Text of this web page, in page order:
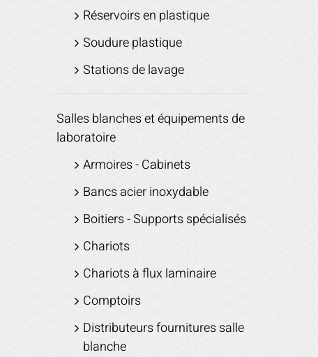
Réservoirs en plastique
Soudure plastique
Stations de lavage
Salles blanches et équipements de
laboratoire
Armoires - Cabinets
Bancs acier inoxydable
Boitiers - Supports spécialisés
Chariots
Chariots à flux laminaire
Comptoirs
Distributeurs fournitures salle
blanche